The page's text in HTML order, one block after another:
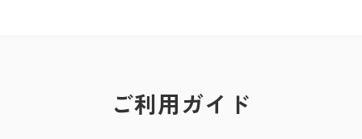
ご利用ガイド